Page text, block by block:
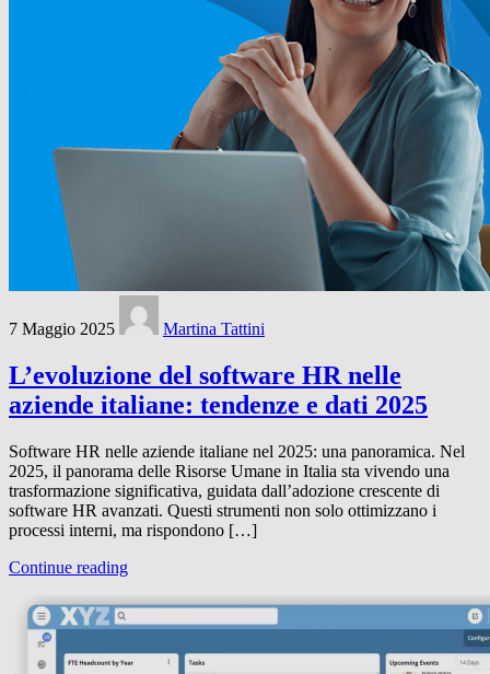
7 Maggio 2025 Martina Tattini
L’evoluzione del software HR nelle
aziende italiane: tendenze e dati 2025
Software HR nelle aziende italiane nel 2025: una panoramica. Nel
2025, il panorama delle Risorse Umane in Italia sta vivendo una
trasformazione significativa, guidata dall’adozione crescente di
software HR avanzati. Questi strumenti non solo ottimizzano i
processi interni, ma rispondono […]
Continue reading